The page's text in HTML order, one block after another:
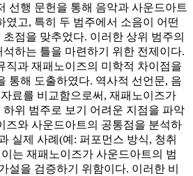
선행 문헌을 통해 음악과 사운드아트
였고, 특히 두 범주에서 소음이 어떤
점을 맞추었다. 이러한 상위 범주의
하는 틀을 마련하기 위한 전제이다.
직과 재패노이즈의 미학적 차이점을
통해 도출하였다. 역사적 선언문, 음
료를 비교함으로써, 재패노이즈가
위 범주로 보기 어려운 지점을 파악
즈와 사운드아트의 공통점을 분석하
실제 사례(예: 퍼포먼스 방식, 청취
는 재패노이즈가 사운드아트의 범
설을 검증하기 위함이다. 이러한 비